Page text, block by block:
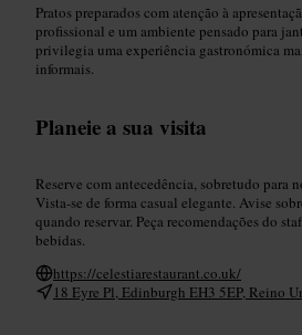
Pratos preparados com atenção à
profissional e um ambiente pensado para
privilegia uma experiência gastronómica
informais.
Planeie a sua visita
Reserve com antecedência, sobretudo para
Vista-se de forma casual elegante. Avise
quando reservar. Peça recomendações do
bebidas.
https://celestiarestaurant.co.uk/
18 Eyre Pl, Edinburgh EH3 5EP, Reino